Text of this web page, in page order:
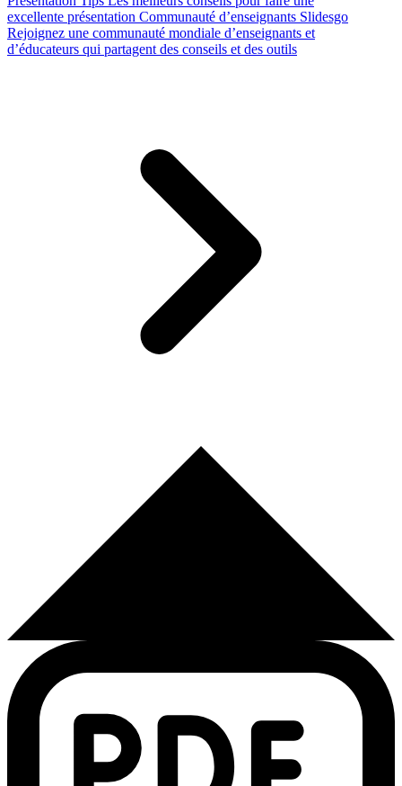
excellente présentation Communauté d’enseignants Slidesgo
Rejoignez une communauté mondiale d’enseignants et
d’éducateurs qui partagent des conseils et des outils